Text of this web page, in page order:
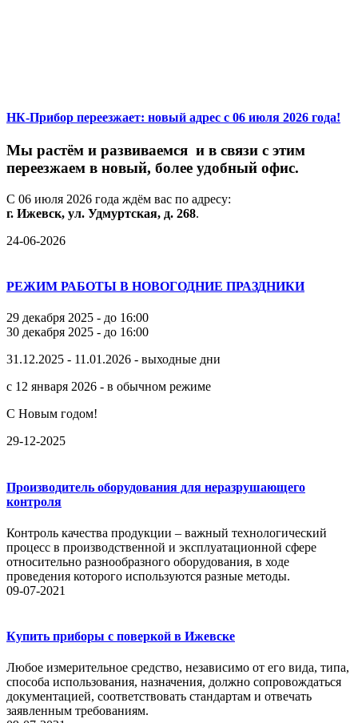
НК-Прибор переезжает: новый адрес с 06 июля 2026 года!
Мы растём и развиваемся и в связи с этим
переезжаем в новый, более удобный офис.
С 06 июля 2026 года ждём вас по адресу:
г. Ижевск, ул. Удмуртская, д. 268.
24-06-2026
РЕЖИМ РАБОТЫ В НОВОГОДНИЕ ПРАЗДНИКИ
29 декабря 2025 - до 16:00
30 декабря 2025 - до 16:00
31.12.2025 - 11.01.2026 - выходные дни
с 12 января 2026 - в обычном режиме
С Новым годом!
29-12-2025
Производитель оборудования для неразрушающего
контроля
Контроль качества продукции – важный технологический
процесс в производственной и эксплуатационной сфере
относительно разнообразного оборудования, в ходе
проведения которого используются разные методы.
09-07-2021
Купить приборы с поверкой в Ижевске
Любое измерительное средство, независимо от его вида, типа,
способа использования, назначения, должно сопровождаться
документацией, соответствовать стандартам и отвечать
заявленным требованиям.